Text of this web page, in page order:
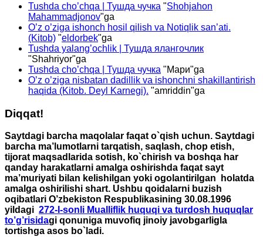
Tushda cho’chqa | Тушда чучка "Shohjahon
Mahammadjonov"ga
O’z o’ziga ishonch hosil qilish va Notiqlik san’ati.
(Kitob) "eldorbek"ga
Tushda yalang’ochlik | Тушда ялангочлик
"Shahriyor"ga
Tushda cho’chqa | Тушда чучка "Мари"ga
O’z o’ziga nisbatan dadillik va ishonchni shakillantirish
haqida (Kitob. Deyl Karnegi). "amriddin"ga
Diqqat!
Saytdagi barcha maqolalar faqat o`qish uchun. Saytdagi
barcha ma’lumotlarni tarqatish, saqlash, chop etish,
tijorat maqsadlarida sotish, ko`chirish va boshqa har
qanday harakatlarni amalga oshirishda faqat sayt
ma’muriyati bilan kelishilgan yoki ogolantirilgan holatda
amalga oshirilishi shart. Ushbu qoidalarni buzish
oqibatlari O’zbekiston Respublikasining 30.08.1996
yildagi 272-I-sonli Mualliflik huquqi va turdosh huquqlar
to’g’risidagi qonuniga muvofiq jinoiy javobgarligla
tortishga asos bo`ladi.